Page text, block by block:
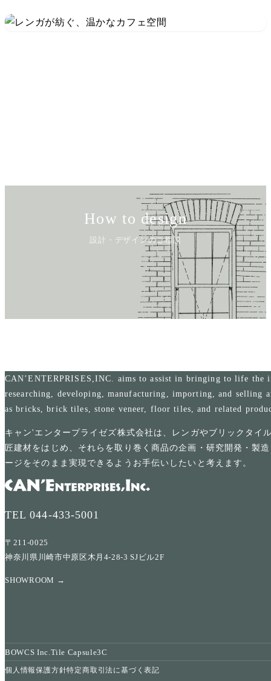
How to design
設計・デザインのご相談
CAN’ENTERPRISES,INC. aims to assist in bringing to life the
researching, developing, manufacturing, importing, and selling
as bricks, brick tiles, stone veneer, floor tiles, and related
キャン'エンタープライゼズ株式会社は、レンガやブリックタイ
匠建材をはじめ、それらを取り巻く商品の企画・研究開発・製
ージをそのまま実現できるようお手伝いしたいと考えます。
TEL044-433-5001
〒211-0025
神奈川県川崎市中原区木月4-28-3 SJビル2F
SHOWROOM →
BOWCS Inc. Tile Capsule3C
個人情報保護方針特定商取引法に基づく表記